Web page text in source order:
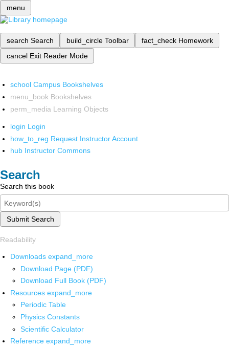
menu
search Search build_circle Toolbar fact_check Homework
cancel Exit Reader Mode
school Campus Bookshelves
menu_book Bookshelves
perm_media Learning Objects
login Login
how_to_reg Request Instructor Account
hub Instructor Commons
Search
Search this book
Submit Search
Readability
Downloads expand_more
Download Page (PDF)
Download Full Book (PDF)
Resources expand_more
Periodic Table
Physics Constants
Scientific Calculator
Reference expand_more